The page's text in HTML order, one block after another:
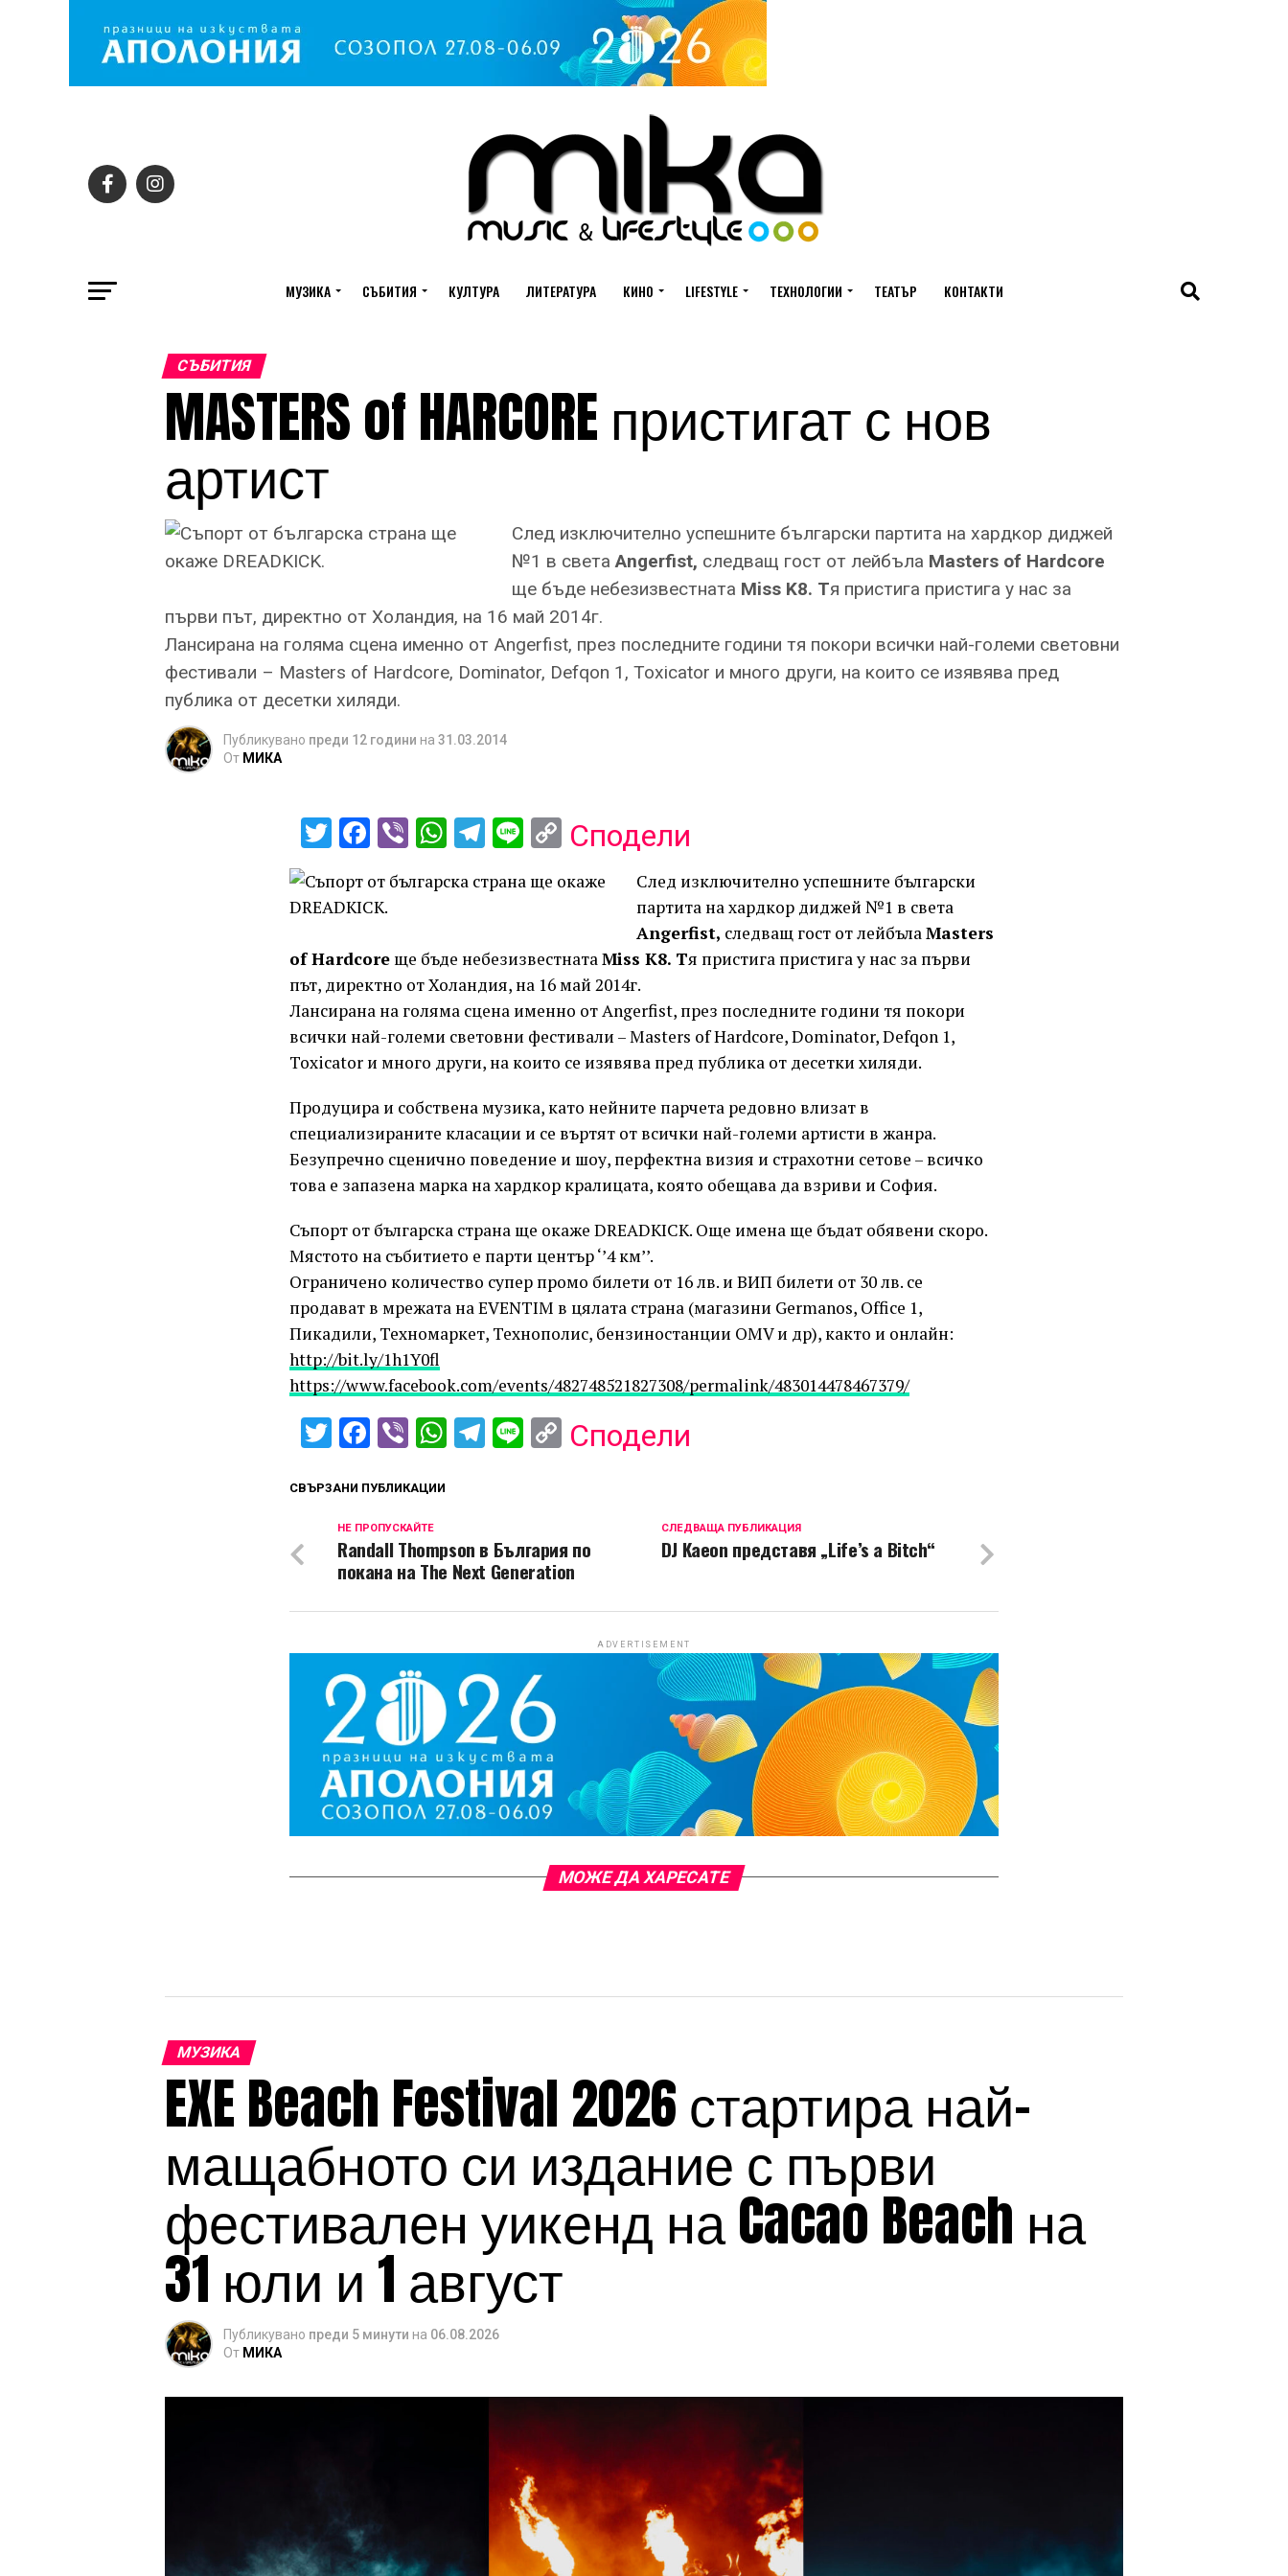
МУЗИКА СЪБИТИЯ КУЛТУРА ЛИТЕРАТУРА КИНО LIFESTYLE ТЕХНОЛОГИИ ТЕАТЪР КОНТАКТИ
СЪБИТИЯ
MASTERS of HARCORE пристигат с нов
артист
След изключително успешните български партита на хардкор диджей
№1 в светаAngerfist, следващ гост от лейбъла Masters of Hardcore
ще бъде небезизвестната Miss K8. Тя пристига пристига у нас за
първи път, директно от Холандия, на 16 май 2014г.
Лансирана на голяма сцена именно от Angerfist, през последните години тя покори всички най-големи световни
фестивали – Masters of Hardcore, Dominator, Defqon 1, Toxicator и много други, на които се изявява пред
публика от десетки хиляди.
Публикувано преди 12 години на 31.03.2014
От МИКА
Twitter
Facebook
ViberWhatsApp
Telegram
LineCopy
Сподели
След изключително успешните български
партита на хардкор диджей №1 в света
Angerfist, следващ гост от лейбълаMasters
of Hardcore ще бъде небезизвестнатаMiss K8. Тя пристига пристига у нас за първи
път, директно от Холандия, на 16 май 2014г.
Лансирана на голяма сцена именно от Angerfist, през последните години тя покори
всички най-големи световни фестивали – Masters of Hardcore, Dominator, Defqon 1,
Toxicator и много други, на които се изявява пред публика от десетки хиляди.
Продуцира и собствена музика, като нейните парчета редовно влизат в
специализираните класации и се въртят от всички най-големи артисти в жанра.
Безупречно сценично поведение и шоу, перфектна визия и страхотни сетове – всичко
това е запазена марка на хардкор кралицата, която обещава да взриви и София.
Съпорт от българска страна ще окаже DREADKICK. Още имена ще бъдат обявени скоро.
Мястото на събитието е парти център ‘’4 км’’.
Ограничено количество супер промо билети от 16 лв. и ВИП билети от 30 лв. се
продават в мрежата на EVENTIM в цялата страна (магазини Germanos, Office 1,
Пикадили, Техномаркет, Технополис, бензиностанции OMV и др), както и онлайн:
http://bit.ly/1h1Y0fl
https://www.facebook.com/events/482748521827308/permalink/483014478467379/
Twitter
Facebook
ViberWhatsApp
Telegram
LineCopy
Сподели
СВЪРЗАНИ ПУБЛИКАЦИИ
СЛЕДВАЩА ПУБЛИКАЦИЯ
DJ Kaeon представя „Life’s a Bitch“
НЕ ПРОПУСКАЙТЕ
Randall Thompson в България по
покана на The Next Generation
ADVERTISEMENT
МОЖЕ ДА ХАРЕСАТЕ
МУЗИКА
EXE Beach Festival 2026 стартира най-
мащабното си издание с първи
фестивален уикенд на Cacao Beach на
31 юли и 1 август
Публикувано преди 5 минути на 06.08.2026
От МИКА